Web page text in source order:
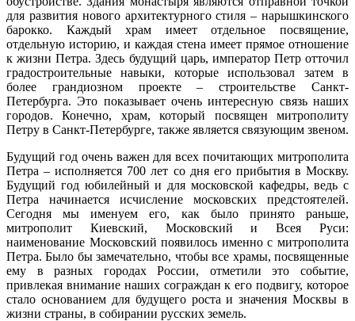
для развития нового архитектурного стиля – нарышкинского
барокко. Каждый храм имеет отдельное посвящение,
отдельную историю, и каждая стена имеет прямое отношение
к жизни Петра. Здесь будущий царь, император Петр отточил
градостроительные навыки, которые использовал затем в
более грандиозном проекте – строительстве Санкт-
Петербурга. Это показывает очень интересную связь наших
городов. Конечно, храм, который посвящен митрополиту
Петру в Санкт-Петербурге, также является связующим звеном.
Будущий год очень важен для всех почитающих митрополита
Петра – исполняется 700 лет со дня его прибытия в Москву.
Будущий год юбилейный и для московской кафедры, ведь с
Петра начинается исчисление московских предстоятелей.
Сегодня мы именуем его, как было принято раньше,
митрополит Киевский, Московский и Всея Руси:
наименование Московский появилось именно с митрополита
Петра. Было бы замечательно, чтобы все храмы, посвященные
ему в разных городах России, отметили это событие,
привлекая внимание наших сограждан к его подвигу, которое
стало основанием для будущего роста и значения Москвы в
жизни страны, в собирании русских земель.